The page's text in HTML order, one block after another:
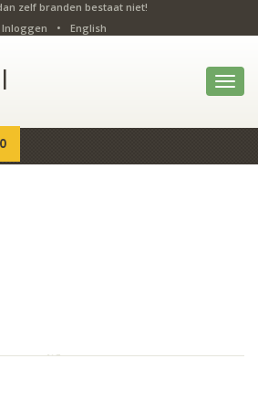
zelf branden bestaat niet!
Inloggen
• English